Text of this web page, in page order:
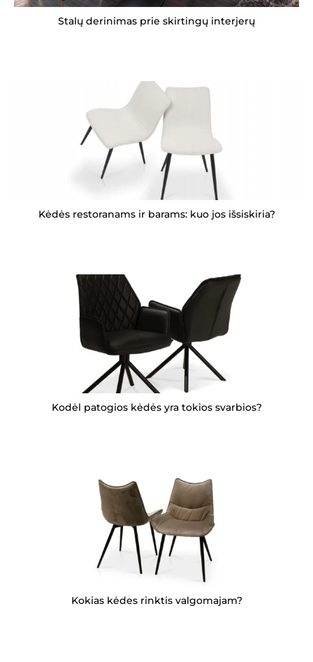
Stalų derinimas prie skirtingų interjerų
Kėdės restoranams ir barams: kuo jos išsiskiria?
Kodėl patogios kėdės yra tokios svarbios?
Kokias kėdes rinktis valgomajam?